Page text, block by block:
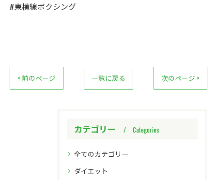
#東横線ボクシング
< 前のページ 一覧に戻る 次のページ >
カテゴリー Categories
全てのカテゴリー
ダイエット